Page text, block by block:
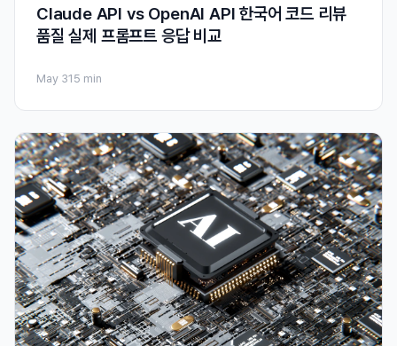
Claude API vs OpenAI API 한국어 코드 리뷰
품질 실제 프롬프트 응답 비교
May 31 5 min